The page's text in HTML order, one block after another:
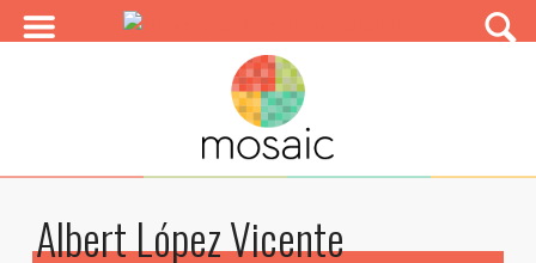
Albert López Vicente